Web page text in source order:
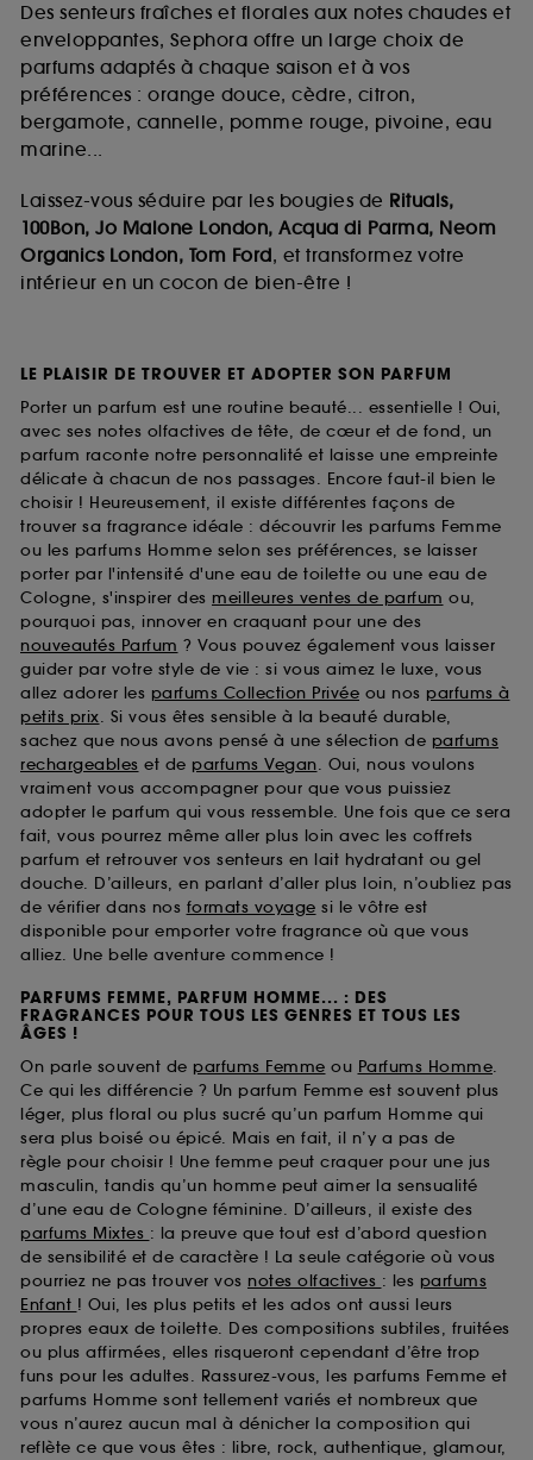
Des senteurs fraîches et florales aux notes chaudes et
enveloppantes, Sephora offre un large choix de
parfums adaptés à chaque saison et à vos
préférences : orange douce, cèdre, citron,
bergamote, cannelle, pomme rouge, pivoine, eau
marine...
Laissez-vous séduire par les bougies de Rituals,
100Bon, Jo Malone London, Acqua di Parma, Neom
Organics London, Tom Ford, et transformez votre
intérieur en un cocon de bien-être !
LE PLAISIR DE TROUVER ET ADOPTER SON PARFUM
Porter un parfum est une routine beauté... essentielle ! Oui,
avec ses notes olfactives de tête, de cœur et de fond, un
parfum raconte notre personnalité et laisse une empreinte
délicate à chacun de nos passages. Encore faut-il bien le
choisir ! Heureusement, il existe différentes façons de
trouver sa fragrance idéale : découvrir les parfums Femme
ou les parfums Homme selon ses préférences, se laisser
porter par l'intensité d'une eau de toilette ou une eau de
Cologne, s'inspirer des meilleures ventes de parfum ou,
pourquoi pas, innover en craquant pour une des
nouveautés Parfum ? Vous pouvez également vous laisser
guider par votre style de vie : si vous aimez le luxe, vous
allez adorer les parfums Collection Privée ou nos parfums à
petits prix. Si vous êtes sensible à la beauté durable,
sachez que nous avons pensé à une sélection de parfums
rechargeables et de parfums Vegan. Oui, nous voulons
vraiment vous accompagner pour que vous puissiez
adopter le parfum qui vous ressemble. Une fois que ce sera
fait, vous pourrez même aller plus loin avec les coffrets
parfum et retrouver vos senteurs en lait hydratant ou gel
douche. D’ailleurs, en parlant d’aller plus loin, n’oubliez pas
de vérifier dans nos formats voyage si le vôtre est
disponible pour emporter votre fragrance où que vous
alliez. Une belle aventure commence !
PARFUMS FEMME, PARFUM HOMME... : DES
FRAGRANCES POUR TOUS LES GENRES ET TOUS LES
ÂGES !
On parle souvent de parfums Femme ou Parfums Homme.
Ce qui les différencie ? Un parfum Femme est souvent plus
léger, plus floral ou plus sucré qu’un parfum Homme qui
sera plus boisé ou épicé. Mais en fait, il n’y a pas de
règle pour choisir ! Une femme peut craquer pour une jus
masculin, tandis qu’un homme peut aimer la sensualité
d’une eau de Cologne féminine. D’ailleurs, il existe des
parfums Mixtes : la preuve que tout est d’abord question
de sensibilité et de caractère ! La seule catégorie où vous
pourriez ne pas trouver vos notes olfactives : les parfums
Enfant ! Oui, les plus petits et les ados ont aussi leurs
propres eaux de toilette. Des compositions subtiles, fruitées
ou plus affirmées, elles risqueront cependant d’être trop
funs pour les adultes. Rassurez-vous, les parfums Femme et
parfums Homme sont tellement variés et nombreux que
vous n’aurez aucun mal à dénicher la composition qui
reflète ce que vous êtes : libre, rock, authentique, glamour,